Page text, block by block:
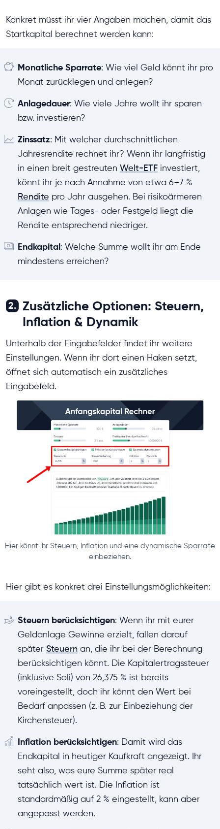
Konkret müsst ihr vier Angaben machen, damit das
Startkapital berechnet werden kann:
Monatliche Sparrate: Wie viel Geld könnt ihr pro
Monat zurücklegen und anlegen?
Anlagedauer: Wie viele Jahre wollt ihr sparen
bzw. investieren?
Zinssatz: Mit welcher durchschnittlichen
Jahresrendite rechnet ihr? Wenn ihr langfristig
in einen breit gestreuten Welt-ETF investiert,
könnt ihr je nach Annahme von etwa 6–7 %
Rendite pro Jahr ausgehen. Bei risikoärmeren
Anlagen wie Tages- oder Festgeld liegt die
Rendite entsprechend niedriger.
Endkapital: Welche Summe wollt ihr am Ende
mindestens erreichen?
2.
Zusätzliche Optionen: Steuern,
Inflation & Dynamik
Unterhalb der Eingabefelder findet ihr weitere
Einstellungen. Wenn ihr dort einen Haken setzt,
öffnet sich automatisch ein zusätzliches
Eingabefeld.
Hier könnt ihr Steuern, Inflation und eine dynamische Sparrate
einbeziehen.
Hier gibt es konkret drei Einstellungsmöglichkeiten:
Steuern berücksichtigen: Wenn ihr mit eurer
Geldanlage Gewinne erzielt, fallen darauf
später Steuern an, die ihr bei der Berechnung
berücksichtigen könnt. Die Kapitalertragssteuer
(inklusive Soli) von 26,375 % ist bereits
voreingestellt, doch ihr könnt den Wert bei
Bedarf anpassen (z. B. zur Einbeziehung der
Kirchensteuer).
Inflation berücksichtigen: Damit wird das
Endkapital in heutiger Kaufkraft angezeigt. Ihr
seht also, was eure Summe später real
tatsächlich wert ist. Die Inflation ist
standardmäßig auf 2 % eingestellt, kann aber
angepasst werden.